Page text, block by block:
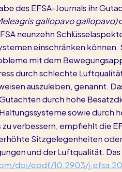
des EFSA-Journals ihr
gallopavo gallopavo)
neunzehn
einschränken können.
mit dem
durch schlechte
auszuleben, genannt.
durch hohe
sowie durch
verbessern, empfiehlt die
Sitzgelegenheiten
und der Luftqualität.
doi/epdf/10.2903/